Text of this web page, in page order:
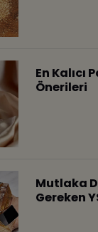
En Kalıcı
Önerileri
Mutlaka
Gereken